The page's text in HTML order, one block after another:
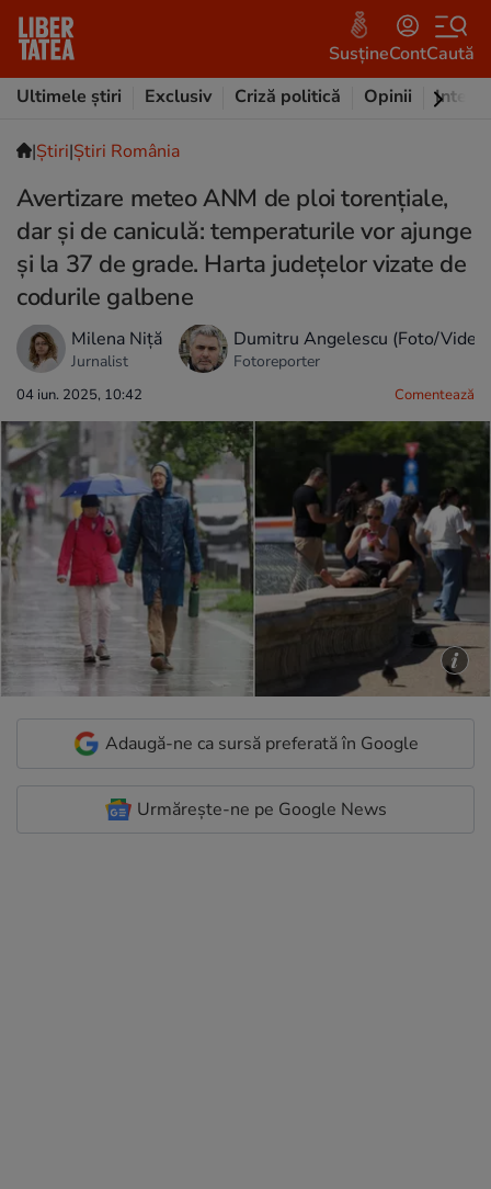
SusțineContCaută
Ultimele știri
Exclusiv Criză politică Opinii
|Ştiri|Știri România
Avertizare meteo ANM de ploi torențiale,
dar și de caniculă: temperaturile vor ajunge
și la 37 de grade. Harta județelor vizate de
codurile galbene
Milena Niță
Jurnalist
Dumitru Angelescu (Foto/Video)
Fotoreporter
04 iun. 2025, 10:42 Comentează
Adaugă-ne ca sursă preferată în Google
Urmărește-ne pe Google News